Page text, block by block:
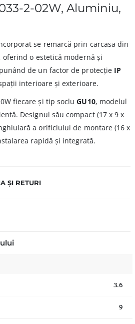
2-02W, Aluminiu,
se remarcă prin carcasa din
o estetică modernă și
de un factor de protecție IP
interioare și exterioare.
fiecare și tip socluGU10, modelul
Designul său compact (17 x 9 x
a orificiului de montare (16 x
rapidă și integrată.
ȘI RETURI
3.6
9